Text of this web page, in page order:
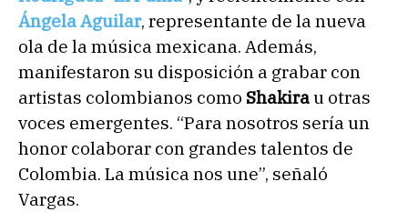
Ángela Aguilar, representante de la nueva
ola de la música mexicana. Además,
manifestaron su disposición a grabar con
artistas colombianos como Shakirau otras
voces emergentes. “Para nosotros sería un
honor colaborar con grandes talentos de
Colombia. La música nos une”, señaló
Vargas.